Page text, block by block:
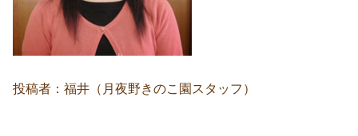
投稿者：福井（月夜野きのこ園スタッフ）